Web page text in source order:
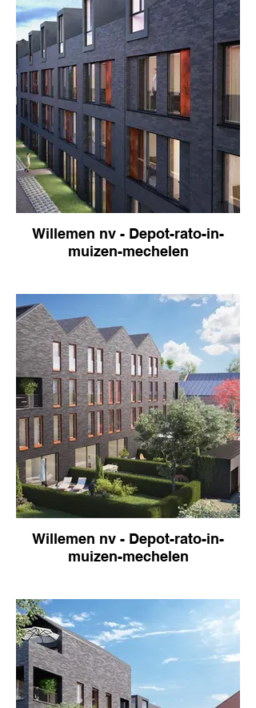
Willemen nv - Depot-rato-in-
muizen-mechelen
Willemen nv - Depot-rato-in-
muizen-mechelen